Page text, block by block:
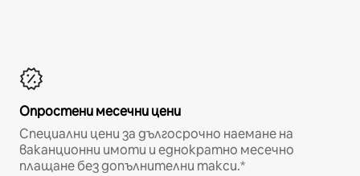
Опростени месечни цени
Специални цени за дългосрочно наемане на
ваканционни имоти и еднократно месечно
плащане без допълнителни такси.*